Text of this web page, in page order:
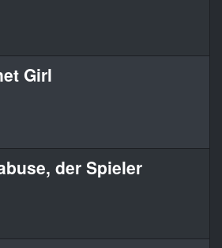
Girl
der Spieler